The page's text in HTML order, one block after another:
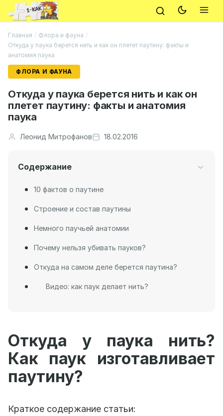
Главная / Флора и фауна /
Откуда у паука берется нить и как он плетет паутину: факты и
анатомия паука
ФЛОРА И ФАУНА
Откуда у паука берется нить и как он
плетет паутину: факты и анатомия
паука
Леонид Митрофанов 18.02.2016
Содержание
10 фактов о паутине
Строение и состав паутины
Немного паучьей анатомии
Почему нельзя убивать пауков?
Откуда на самом деле берется паутина?
Видео: как паук делает нить?
Откуда у паука нить?
Как паук изготавливает
паутину?
Краткое содержание статьи: